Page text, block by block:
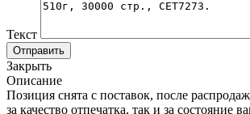
Текст
Отправить
Закрыть
Описание
Позиция снята с поставок, после
за качество отпечатка, так и за